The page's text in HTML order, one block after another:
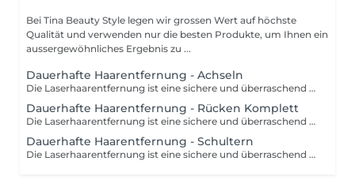
Bei Tina Beauty Style legen wir grossen Wert auf höchste
Qualität und verwenden nur die besten Produkte, um Ihnen ein
aussergewöhnliches Ergebnis zu ...
Dauerhafte Haarentfernung - Achseln
Die Laserhaarentfernung ist eine sichere und überraschend schnelle Option für jeden, der bereit ist, seinen Rasierer loszuwerden. Wenn du dir morgens ein paar Minuten Zeit sparen willst, ist die Laserhaarentfernung ein schnelles und praktisch schmerzloses Verfahren, das deine Haut für immer glatt und makellos macht.
Dauerhafte Haarentfernung - Rücken Komplett
Die Laserhaarentfernung ist eine sichere und überraschend schnelle Option für jeden, der bereit ist, seinen Rasierer loszuwerden. Wenn du dir morgens ein paar Minuten Zeit sparen willst, ist die Laserhaarentfernung ein schnelles und praktisch schmerzloses Verfahren, das deine Haut für immer glatt und makellos macht.
Dauerhafte Haarentfernung - Schultern
Die Laserhaarentfernung ist eine sichere und überraschend schnelle Option für jeden, der bereit ist, seinen Rasierer loszuwerden. Wenn du dir morgens ein paar Minuten Zeit sparen willst, ist die Laserhaarentfernung ein schnelles und praktisch schmerzloses Verfahren, das deine Haut für immer glatt und makellos macht.